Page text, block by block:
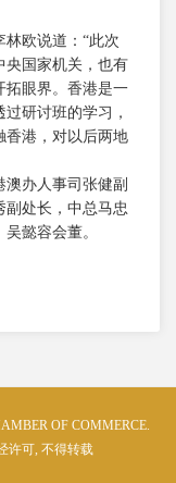
欧说道：“此次
央国家机关，也有
拓眼界。香港是一
研讨班的学习，
香港，对以后两地
办人事司张健副
副处长，中总马忠
懿容会董。
OF COMMERCE.
许可, 不得转载